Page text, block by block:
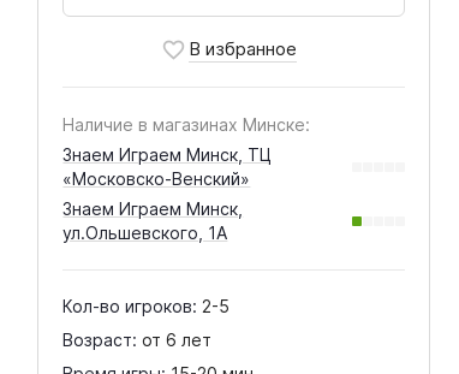
Наличие в магазинах Минске:
Знаем Играем Минск, ТЦ
«Московско-Венский»
Знаем Играем Минск,
ул.Ольшевского, 1А
Кол-во игроков: 2-5
Возраст: от 6 лет